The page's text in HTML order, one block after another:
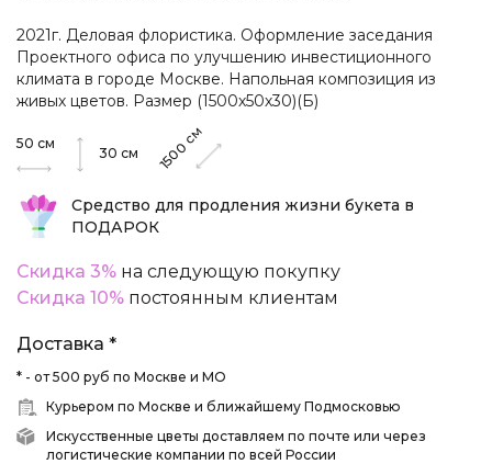
2021г. Деловая флористика. Оформление заседания
Проектного офиса по улучшению инвестиционного
климата в городе Москве. Напольная композиция из
живых цветов. Размер (1500х50х30)(Б)
50 см
30 см 1500
см
Средство для продления жизни букета в
ПОДАРОК
Скидка 3% на следующую покупку
Скидка 10% постоянным клиентам
Доставка *
* - от 500 руб по Москве и МО
Курьером по Москве и ближайшему Подмосковью
Искусственные цветы доставляем по почте или через
логистические компании по всей России